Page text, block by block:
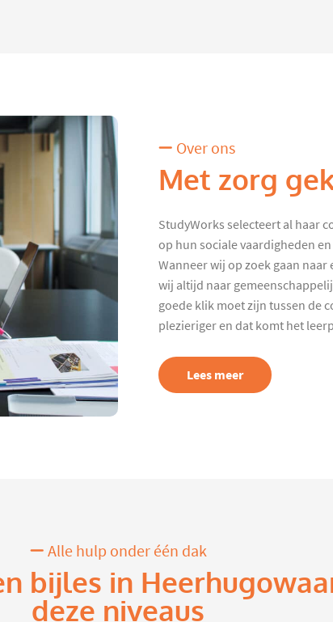
Over ons
Met zorg
StudyWorks selecteert al haar
op hun sociale vaardigheden
Wanneer wij op zoek gaan
wij altijd naar
goede klik moet zijn tussen de
plezieriger en dat komt het
Lees meer
Alle hulp onder één dak
bijles in
deze niveaus